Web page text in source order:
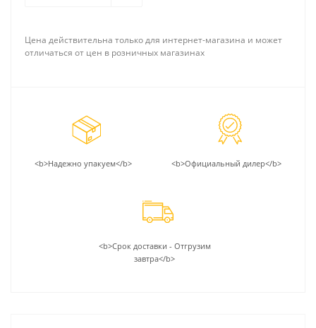
Цена действительна только для интернет-магазина и может
отличаться от цен в розничных магазинах
<b>Надежно упакуем</b> <b>Официальный дилер</b>
<b>Срок доставки - Отгрузим
завтра</b>